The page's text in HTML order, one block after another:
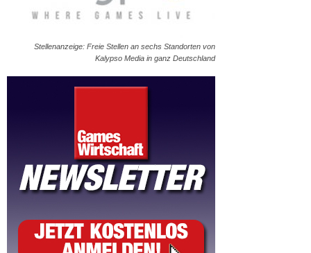
Stellenanzeige: Freie Stellen an sechs Standorten von
Kalypso Media in ganz Deutschland